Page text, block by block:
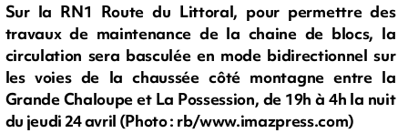
Sur la RN1 Route du Littoral, pour permettre des
travaux de maintenance de la chaine de blocs, la
circulation sera basculée en mode bidirectionnel sur
les voies de la chaussée côté montagne entre la
Grande Chaloupe et La Possession, de 19h à 4h la nuit
du jeudi 24 avril (Photo : rb/www.imazpress.com)